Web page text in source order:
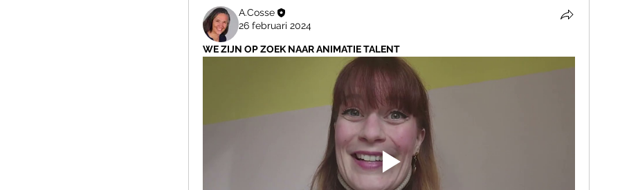
A.Cosse
26 februari 2024
WE ZIJN OP ZOEK NAAR ANIMATIE TALENT